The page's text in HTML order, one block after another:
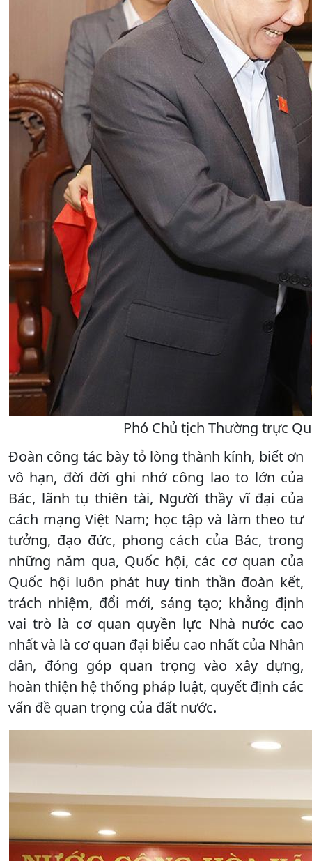
Phó Chủ tịch Thường trực
Đoàn công tác bày tỏ lòng thành kính, biết ơn
vô hạn, đời đời ghi nhớ công lao to lớn của
Bác, lãnh tụ thiên tài, Người thầy vĩ đại của
cách mạng Việt Nam; học tập và làm theo tư
tưởng, đạo đức, phong cách của Bác, trong
những năm qua, Quốc hội, các cơ quan của
Quốc hội luôn phát huy tinh thần đoàn kết,
trách nhiệm, đổi mới, sáng tạo; khẳng định
vai trò là cơ quan quyền lực Nhà nước cao
nhất và là cơ quan đại biểu cao nhất của Nhân
dân, đóng góp quan trọng vào xây dựng,
hoàn thiện hệ thống pháp luật, quyết định các
vấn đề quan trọng của đất nước.